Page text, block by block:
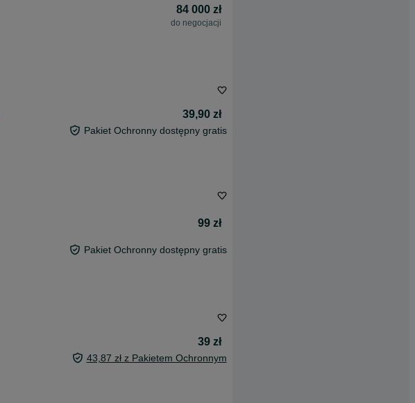
84 000 zł
do negocjacji
39,90 zł
Pakiet Ochronny dostępny gratis
99 zł
Pakiet Ochronny dostępny gratis
39 zł
43,87 zł z Pakietem Ochronnym